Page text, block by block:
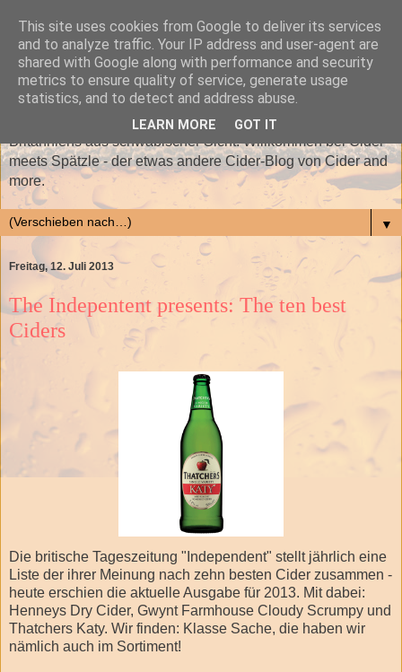
Sinnige und unsinnige Ergüsse rund um das flüssige Gold
Britanniens aus schwäbischer Sicht: Willkommen bei Cider
meets Spätzle - der etwas andere Cider-Blog von Cider and
more.
▼
Freitag, 12. Juli 2013
The Indepentent presents: The ten best
Ciders
Die britische Tageszeitung "Independent" stellt jährlich eine
Liste der ihrer Meinung nach zehn besten Cider zusammen -
heute erschien die aktuelle Ausgabe für 2013. Mit dabei:
Henneys Dry Cider, Gwynt Farmhouse Cloudy Scrumpy und
Thatchers Katy. Wir finden: Klasse Sache, die haben wir
nämlich auch im Sortiment!
This site uses cookies from Google to deliver its services
and to analyze traffic. Your IP address and user-agent are
shared with Google along with performance and security
metrics to ensure quality of service, generate usage
statistics, and to detect and address abuse.
LEARN MORE GOT IT